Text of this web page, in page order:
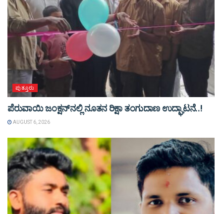
ಪುತ್ತೂರು
ಪೆರುವಾಯಿ ಜಂಕ್ಷನ್‌ನಲ್ಲಿ ನೂತನ ರಿಕ್ಷಾ ತಂಗುದಾಣ ಉದ್ಘಾಟನೆ..!
AUGUST 6, 2026